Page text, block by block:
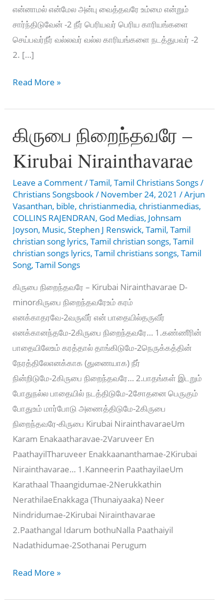
என்னாமல் என்மேல அன்பு வைத்தவரே உம்மை என்றும்
சார்ந்திடுவேன் -2 நீர் பெரியவர் பெரிய காரியங்களை
செய்பவர்நீர் வல்லவர் வல்ல காரியங்களை நடத்துபவர் -2
2. […]
கிருபையின்
–
Kirubaiyin
Devan
Read More »
கிருபை நிறைந்தவரே –
Kirubai Nirainthavarae
Leave a Comment/Tamil,Tamil Christians Songs/
Christians Songsbook/ November 24, 2021/Arjun
Vasanthan, bible, christianmedia, christianmedias,
COLLINS RAJENDRAN, God Medias, Johnsam
Joyson, Music,Stephen J Renswick,Tamil,Tamil
christian song lyrics,Tamil christian songs,Tamil
christian songs lyrics,Tamil christians songs,Tamil
Song,Tamil Songs
கிருபை நிறைந்தவரே – Kirubai Nirainthavarae D-
minorகிருபை நிறைந்தவரேஉம் கரம்
எனக்காதரவே-2வருவீர் என் பாதையில்தருவீர்
எனக்கானந்தமே-2கிருபை நிறைந்தவரே… 1.கண்ணீரின்
பாதையிலேஉம் கரத்தால் தாங்கிடுமே-2நெருக்கத்தின்
நேரத்திலேஎனக்காக (துணையாக) நீர்
நின்றிடுமே-2கிருபை நிறைந்தவரே… 2.பாதங்கள் இடறும்
போதுநல்ல பாதையில் நடத்திடுமே-2சோதனை பெருகும்
போதுஉம் மார்போடு அணைத்திடுமே-2கிருபை
நிறைந்தவரே-கிருபை Kirubai NirainthavaraeUm
Karam Enakaatharavae-2Varuveer En
PaathayilTharuveer Enakkaananthamae-2Kirubai
Nirainthavarae… 1.Kanneerin PaathayilaeUm
Karathaal Thaangidumae-2Nerukkathin
NerathilaeEnakkaga (Thunaiyaaka) Neer
Nindridumae-2Kirubai Nirainthavarae
2.Paathangal Idarum bothuNalla Paathaiyil
Nadathidumae-2Sothanai Perugum
கிருபை
–
Read More »